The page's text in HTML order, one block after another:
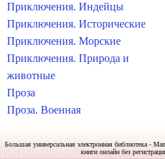
Приключения. Индейцы
Приключения. Исторические
Приключения. Морские
Приключения. Природа и
животные
Проза
Проза. Военная
Большая универсальная электронная библиотека -
книги онлайн без